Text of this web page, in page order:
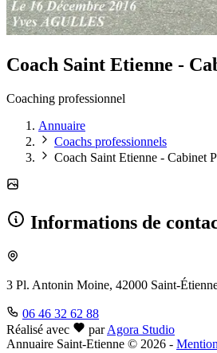
Coach Saint Etienne -
Coaching professionnel
Annuaire
Coachs professionnels
Coach Saint Etienne - Cabinet
Informations de
3 Pl. Antonin Moine, 42000 Saint-
06 46 32 62 88
Réalisé avec
par Agora Studio
Annuaire Saint-Etienne © 2026 -